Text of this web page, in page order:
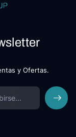
y Ofertas.